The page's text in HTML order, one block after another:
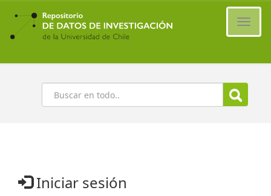
Ir
contenido
principal
Buscar
Iniciar sesión